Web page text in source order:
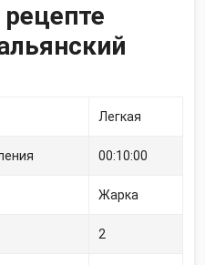
Легкая
00:10:00
Жарка
2